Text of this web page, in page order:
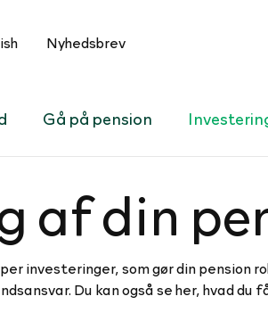
Nyhedsbrev
Gå på pension
af din
investeringer, som gør din pension
Du kan også se her, hvad